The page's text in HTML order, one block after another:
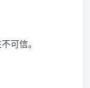
可信。